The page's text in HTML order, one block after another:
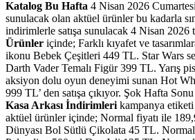
Katalog Bu Hafta 4 Nisan 2026
sunulacak olan aktüel ürünler bu kadarla
indirimlerle satışa sunulacak 4 Nisan 2026
Ürünler içinde; Farklı kıyafet ve
ikonu Bebek Çeşitleri 449 TL. Star Wars
Darth Vader Temalı Figür 399 TL. Yarış
aksiyon dolu oyun deneyimi sunan Hot
999 TL’ den satışa çıkıyor. Şok Hafta
Kasa Arkası İndirimlerikampanya etiketi
aktüel ürünler içinde; Normal fiyatı ile
Dünyası Bol Sütlü Çikolata 45 TL.